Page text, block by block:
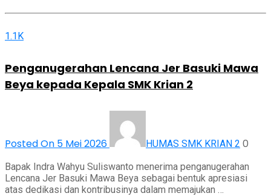
1.1K
Penganugerahan Lencana Jer Basuki Mawa
Beya kepada Kepala SMK Krian 2
Posted On 5 Mei 2026 HUMAS SMK KRIAN 2 0
Bapak Indra Wahyu Suliswanto menerima penganugerahan
Lencana Jer Basuki Mawa Beya sebagai bentuk apresiasi
atas dedikasi dan kontribusinya dalam memajukan …